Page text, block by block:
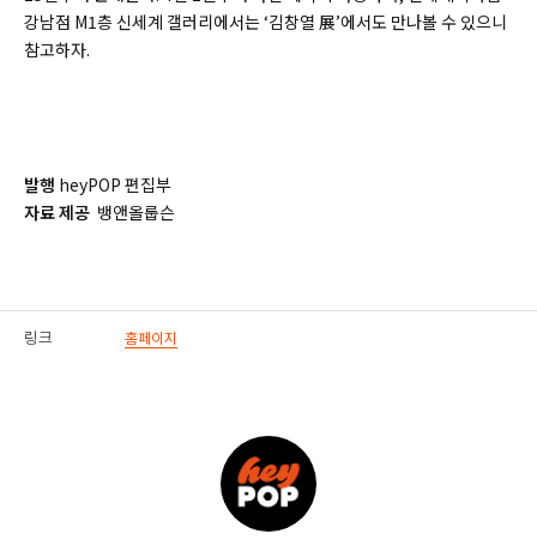
강남점 M1층 신세계 갤러리에서는 ‘김창열 展’에서도 만나볼 수 있으니
참고하자.
발행 heyPOP 편집부
자료 제공 뱅앤올룹슨
링크 홈페이지